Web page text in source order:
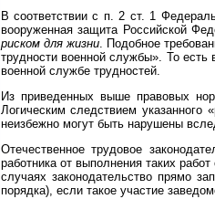
В соответствии с п. 2 ст. 1
вооруженная защита Российской
риском для жизни. Подобное
трудности военной службы». То
военной службе трудностей.
Из приведенных выше правовых
Логическим следствием
неизбежно могут быть нарушены
Отечественное трудовое
работника от выполнения таких
случаях законодательство прямо
порядка), если такое участие